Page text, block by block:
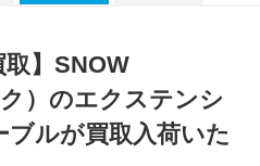
取】SNOW
）のエクステンシ
ルが買取入荷いた